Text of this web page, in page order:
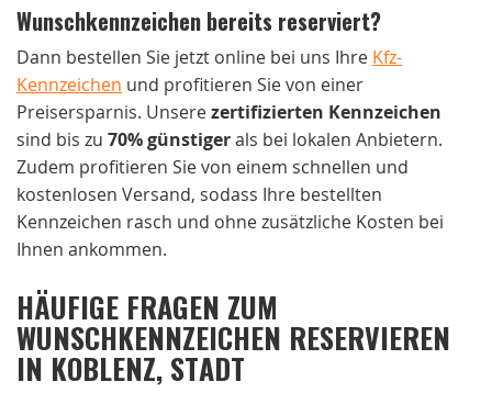
Wunschkennzeichen bereits reserviert?
Dann bestellen Sie jetzt online bei uns Ihre Kfz-
Kennzeichen und profitieren Sie von einer
Preisersparnis. Unserezertifizierten Kennzeichen
sind bis zu 70% günstigerals bei lokalen Anbietern.
Zudem profitieren Sie von einem schnellen und
kostenlosen Versand, sodass Ihre bestellten
Kennzeichen rasch und ohne zusätzliche Kosten bei
Ihnen ankommen.
HÄUFIGE FRAGEN ZUM
WUNSCHKENNZEICHEN RESERVIEREN
IN KOBLENZ, STADT